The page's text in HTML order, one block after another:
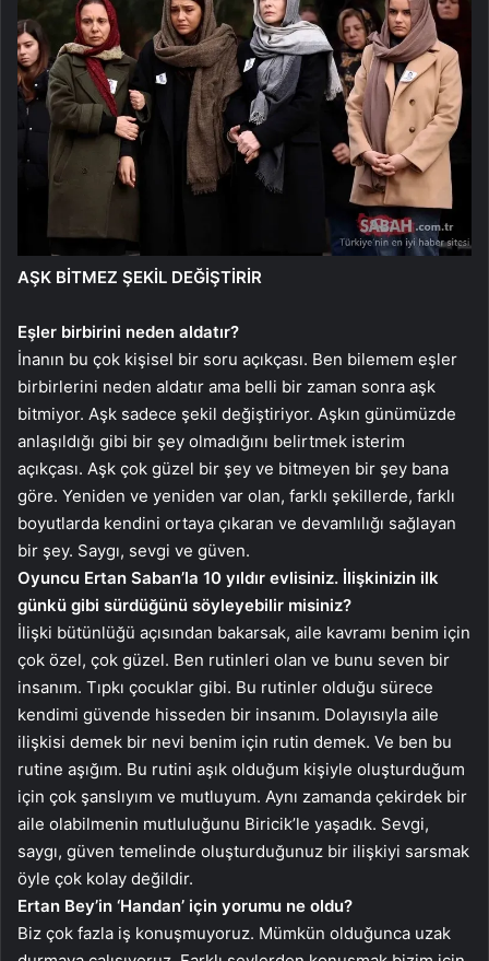
AŞK BİTMEZ ŞEKİL DEĞİŞTİRİR
Eşler birbirini neden aldatır?
İnanın bu çok kişisel bir soru açıkçası. Ben bilemem eşler
birbirlerini neden aldatır ama belli bir zaman sonra aşk
bitmiyor. Aşk sadece şekil değiştiriyor. Aşkın günümüzde
anlaşıldığı gibi bir şey olmadığını belirtmek isterim
açıkçası. Aşk çok güzel bir şey ve bitmeyen bir şey bana
göre. Yeniden ve yeniden var olan, farklı şekillerde, farklı
boyutlarda kendini ortaya çıkaran ve devamlılığı sağlayan
bir şey. Saygı, sevgi ve güven.
Oyuncu Ertan Saban’la 10 yıldır evlisiniz. İlişkinizin ilk
günkü gibi sürdüğünü söyleyebilir misiniz?
İlişki bütünlüğü açısından bakarsak, aile kavramı benim için
çok özel, çok güzel. Ben rutinleri olan ve bunu seven bir
insanım. Tıpkı çocuklar gibi. Bu rutinler olduğu sürece
kendimi güvende hisseden bir insanım. Dolayısıyla aile
ilişkisi demek bir nevi benim için rutin demek. Ve ben bu
rutine aşığım. Bu rutini aşık olduğum kişiyle oluşturduğum
için çok şanslıyım ve mutluyum. Aynı zamanda çekirdek bir
aile olabilmenin mutluluğunu Biricik’le yaşadık. Sevgi,
saygı, güven temelinde oluşturduğunuz bir ilişkiyi sarsmak
öyle çok kolay değildir.
Ertan Bey’in ‘Handan’ için yorumu ne oldu?
Biz çok fazla iş konuşmuyoruz. Mümkün olduğunca uzak